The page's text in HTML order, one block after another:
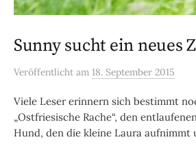
Sunny sucht ein neues
Veröffentlicht am 18. September 2015
Viele Leser erinnern sich bestimmt
„Ostfriesische Rache“, den
Hund, den die kleine Laura aufnimmt